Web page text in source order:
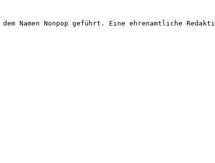
Namen Nonpop geführt. Eine ehrenamtliche